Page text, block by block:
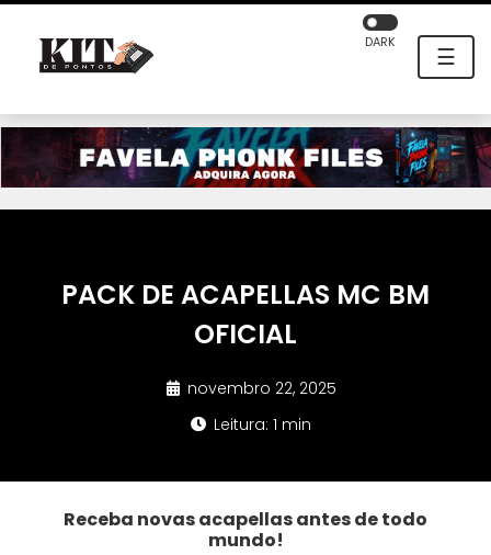
☰
DARK
PACK DE ACAPELLAS MC BM
OFICIAL
novembro 22, 2025
Leitura: 1 min
Receba novas acapellas antes de todo
mundo!